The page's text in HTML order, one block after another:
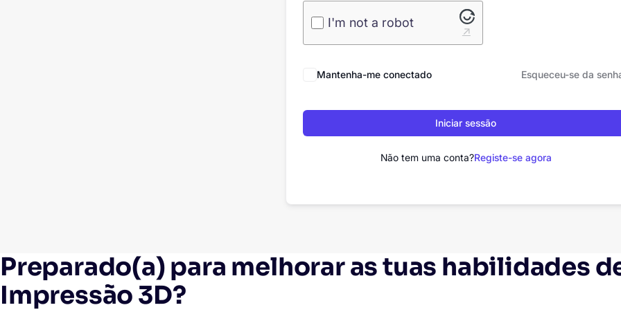
I'm not a robot
Mantenha-me conectado Esqueceu-se da
Iniciar sessão
Não tem uma conta?Registe-se agora
Preparado(a) para melhorar as tuas habilidades
Impressão 3D?